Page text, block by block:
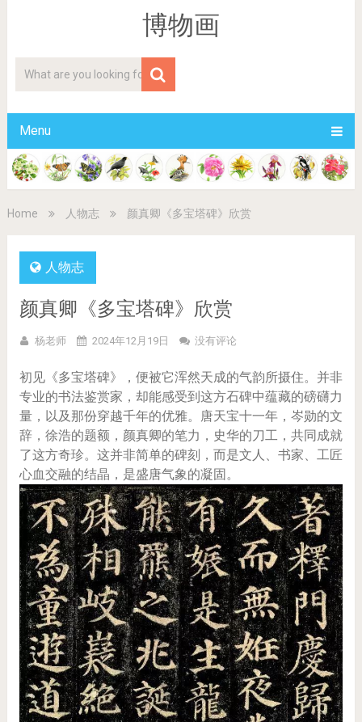
博物画
Menu
Home 人物志 颜真卿《多宝塔碑》欣赏
人物志
颜真卿《多宝塔碑》欣赏
杨老师 2024年12月19日 没有评论
初见《多宝塔碑》，便被它浑然天成的气韵所摄住。并非
专业的书法鉴赏家，却能感受到这方石碑中蕴藏的磅礴力
量，以及那份穿越千年的优雅。唐天宝十一年，岑勋的文
辞，徐浩的题额，颜真卿的笔力，史华的刀工，共同成就
了这方奇珍。这并非简单的碑刻，而是文人、书家、工匠
心血交融的结晶，是盛唐气象的凝固。